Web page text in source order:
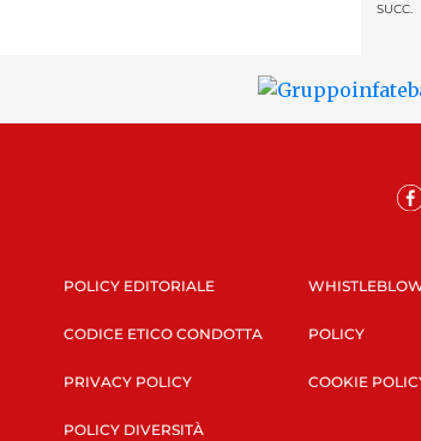
SUCC.
POLICY EDITORIALE
CODICE ETICO CONDOTTA
PRIVACY POLICY
POLICY DIVERSITÀ
POLICY
COOKIE